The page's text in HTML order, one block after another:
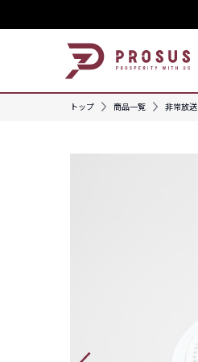
トップ 商品一覧 非常放送